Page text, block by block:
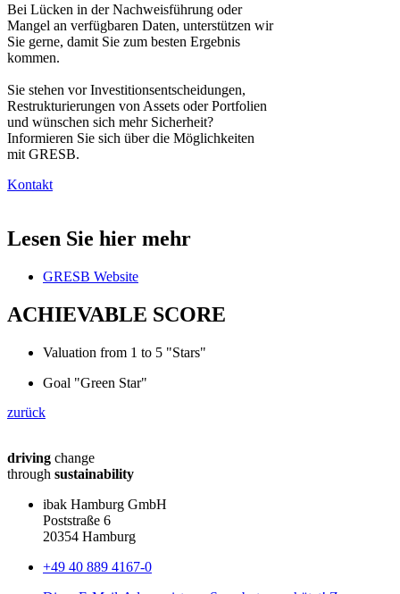
Bei Lücken in der Nachweisführung oder
Mangel an verfügbaren Daten, unterstützen wir
Sie gerne, damit Sie zum besten Ergebnis
kommen.
Sie stehen vor Investitionsentscheidungen,
Restrukturierungen von Assets oder Portfolien
und wünschen sich mehr Sicherheit?
Informieren Sie sich über die Möglichkeiten
mit GRESB.
Kontakt
Lesen Sie hier mehr
GRESB Website
ACHIEVABLE SCORE
Valuation from 1 to 5 "Stars"
Goal "Green Star"
zurück
driving change
through sustainability
ibak Hamburg GmbH
Poststraße 6
20354 Hamburg
+49 40 889 4167-0